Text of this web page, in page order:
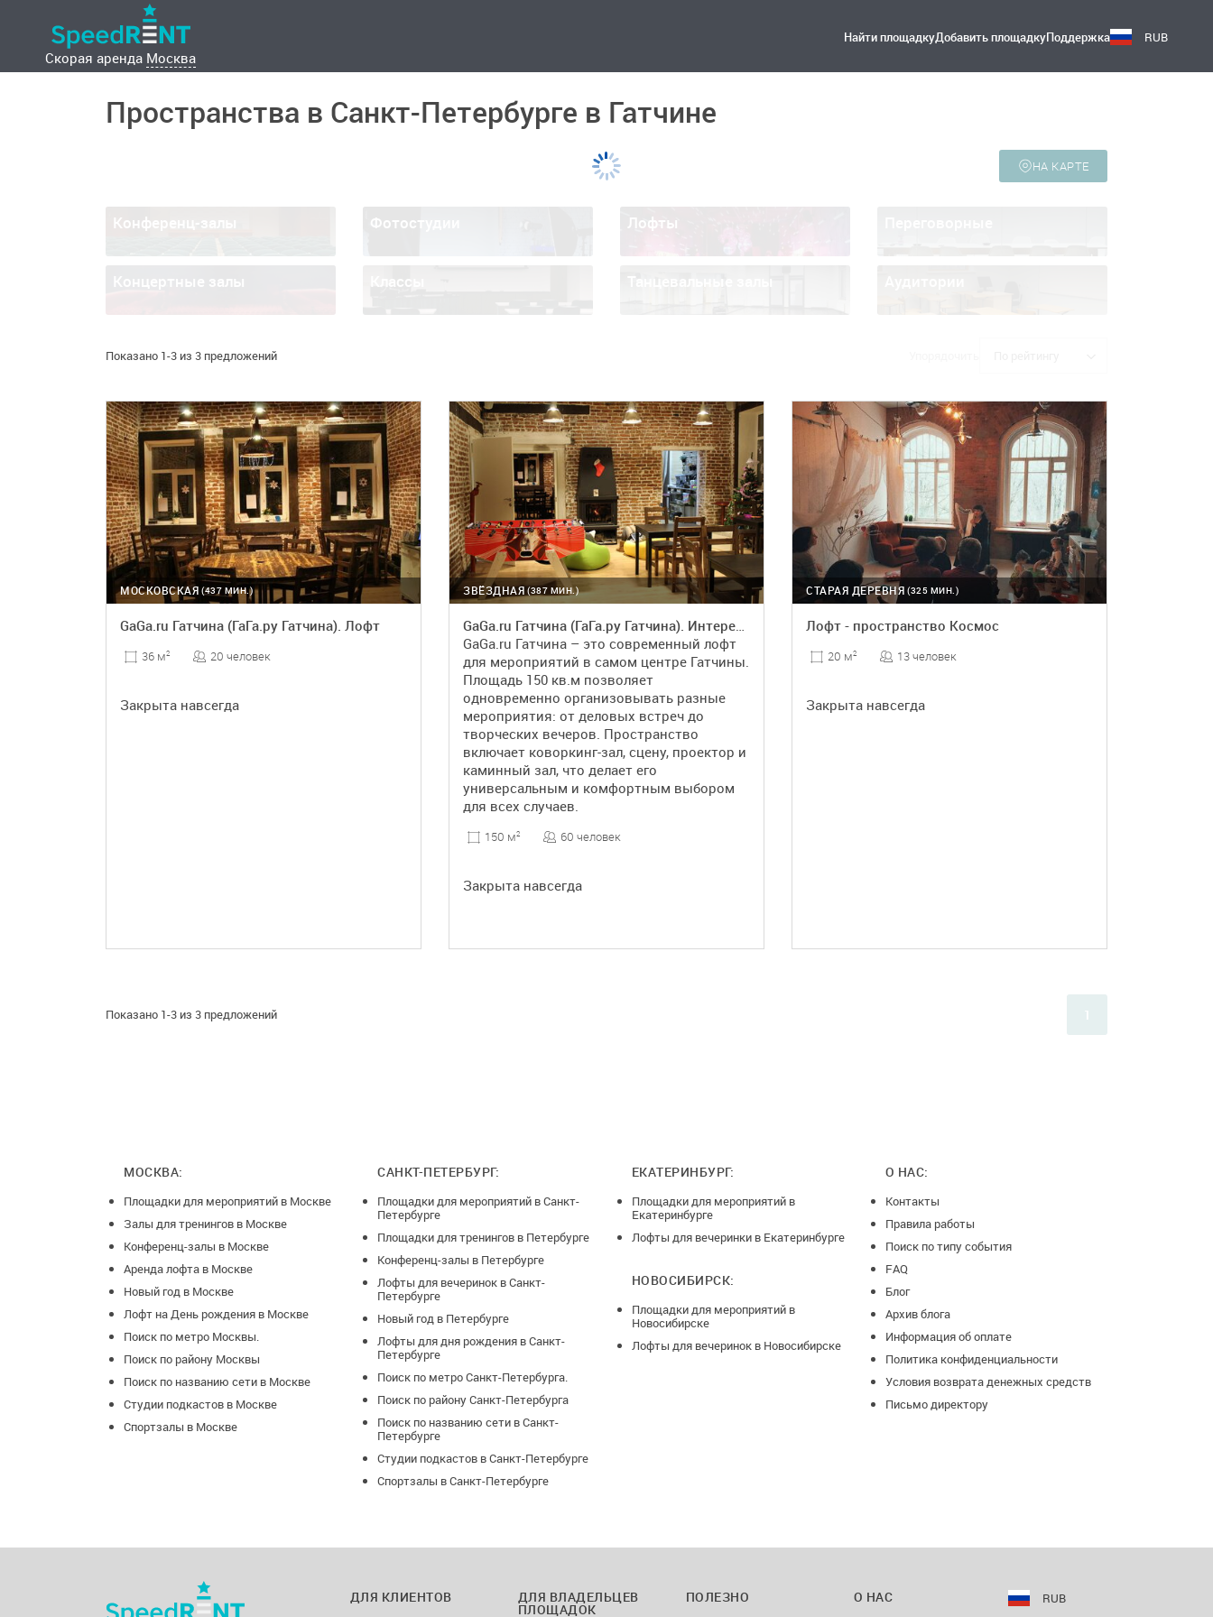
Скорая аренда Москва
Найти площадкуДобавить площадкуПоддержка RUB
Пространства в Санкт-Петербурге в Гатчине
НА КАРТЕ
Конференц-залы Фотостудии Лофты
Концертные залы Классы Танцевальные залы
Показано 1-3 из 3 предложений
(437 МИН.)
МОСКОВСКАЯ
GaGa.ru Гатчина (ГаГа.ру Гатчина). Лофт
36 м2 20 человек
Закрыта навсегда
(387 МИН.)
ЗВЁЗДНАЯ
GaGa.ru Гатчина (ГаГа.ру Гатчина). Интересный лофт
GaGa.ru Гатчина – это современный лофт
для мероприятий в самом центре Гатчины.
Площадь 150 кв.м позволяет
одновременно организовывать разные
мероприятия: от деловых встреч до
творческих вечеров. Пространство
включает коворкинг-зал, сцену, проектор и
каминный зал, что делает его
универсальным и комфортным выбором
для всех случаев.
150 м2 60 человек
Закрыта навсегда
(325 МИН.)
СТАРАЯ ДЕРЕВНЯ
Лофт - пространство Космос
20 м2 13 человек
Закрыта навсегда
Показано 1-3 из 3 предложений 1
МОСКВА:
Площадки для мероприятий в Москве
Залы для тренингов в Москве
Конференц-залы в Москве
Аренда лофта в Москве
Новый год в Москве
Лофт на День рождения в Москве
Поиск по метро Москвы.
Поиск по району Москвы
Поиск по названию сети в Москве
Студии подкастов в Москве
Спортзалы в Москве
САНКТ-ПЕТЕРБУРГ:
Площадки для мероприятий в Санкт-
Петербурге
Площадки для тренингов в Петербурге
Конференц-залы в Петербурге
Лофты для вечеринок в Санкт-
Петербурге
Новый год в Петербурге
Лофты для дня рождения в Санкт-
Петербурге
Поиск по метро Санкт-Петербурга.
Поиск по району Санкт-Петербурга
Поиск по названию сети в Санкт-
Петербурге
Студии подкастов в Санкт-Петербурге
Спортзалы в Санкт-Петербурге
ЕКАТЕРИНБУРГ:
Площадки для мероприятий в
Екатеринбурге
Лофты для вечеринки в Екатеринбурге
НОВОСИБИРСК:
Площадки для мероприятий в
Новосибирске
Лофты для вечеринок в Новосибирске
О НАС:
Контакты
Правила работы
Поиск по типу события
FAQ
Блог
Архив блога
Информация об оплате
Политика конфиденциальности
Условия возврата денежных средств
Письмо директору
RUB
ДЛЯ КЛИЕНТОВ ДЛЯ ВЛАДЕЛЬЦЕВ
ПЛОЩАДОК
ПОЛЕЗНО О НАС